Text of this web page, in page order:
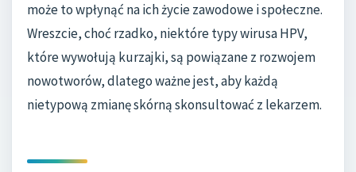
może to wpłynąć na ich życie zawodowe i społeczne.
Wreszcie, choć rzadko, niektóre typy wirusa HPV,
które wywołują kurzajki, są powiązane z rozwojem
nowotworów, dlatego ważne jest, aby każdą
nietypową zmianę skórną skonsultować z lekarzem.